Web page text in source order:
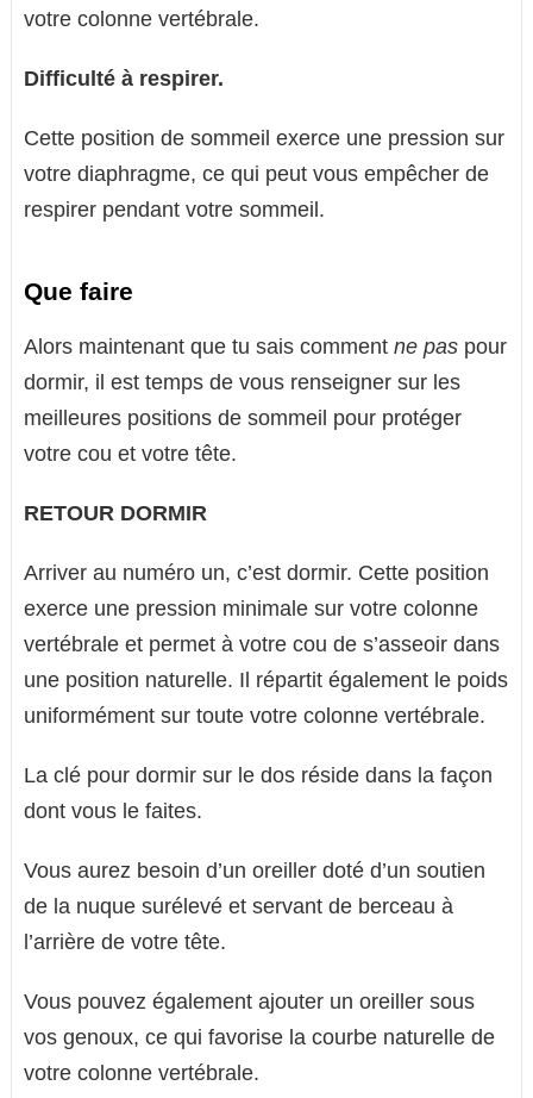
votre colonne vertébrale.
Difficulté à respirer.
Cette position de sommeil exerce une pression sur
votre diaphragme, ce qui peut vous empêcher de
respirer pendant votre sommeil.
Que faire
Alors maintenant que tu sais comment ne pas pour
dormir, il est temps de vous renseigner sur les
meilleures positions de sommeil pour protéger
votre cou et votre tête.
RETOUR DORMIR
Arriver au numéro un, c’est dormir. Cette position
exerce une pression minimale sur votre colonne
vertébrale et permet à votre cou de s’asseoir dans
une position naturelle. Il répartit également le poids
uniformément sur toute votre colonne vertébrale.
La clé pour dormir sur le dos réside dans la façon
dont vous le faites.
Vous aurez besoin d’un oreiller doté d’un soutien
de la nuque surélevé et servant de berceau à
l’arrière de votre tête.
Vous pouvez également ajouter un oreiller sous
vos genoux, ce qui favorise la courbe naturelle de
votre colonne vertébrale.